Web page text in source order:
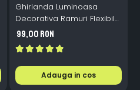
Ghirlanda Luminoasa
Decorativa Ramuri Flexibile
1.6m 72 LED USB
Telecomanda
99,00 RON
Adauga in cos